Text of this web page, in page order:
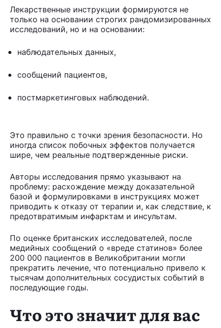
Лекарственные инструкции формируются не
только на основании строгих рандомизированных
исследований, но и на основании:
наблюдательных данных,
сообщений пациентов,
постмаркетинговых наблюдений.
Это правильно с точки зрения безопасности. Но
иногда список побочных эффектов получается
шире, чем реальные подтвержденные риски.
Авторы исследования прямо указывают на
проблему: расхождение между доказательной
базой и формулировками в инструкциях может
приводить к отказу от терапии и, как следствие, к
предотвратимым инфарктам и инсультам.
По оценке британских исследователей, после
медийных сообщений о «вреде статинов» более
200 000 пациентов в Великобритании могли
прекратить лечение, что потенциально привело к
тысячам дополнительных сосудистых событий в
последующие годы.
Что это значит для вас